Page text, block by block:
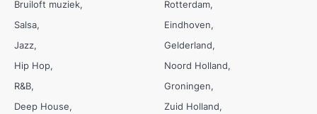
Bruiloft muziek
Salsa
Jazz
Hip Hop
R&B
Deep House
Rotterdam
Eindhoven
Gelderland
Noord Holland
Groningen
Zuid Holland